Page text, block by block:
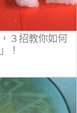
３招教你如何
！